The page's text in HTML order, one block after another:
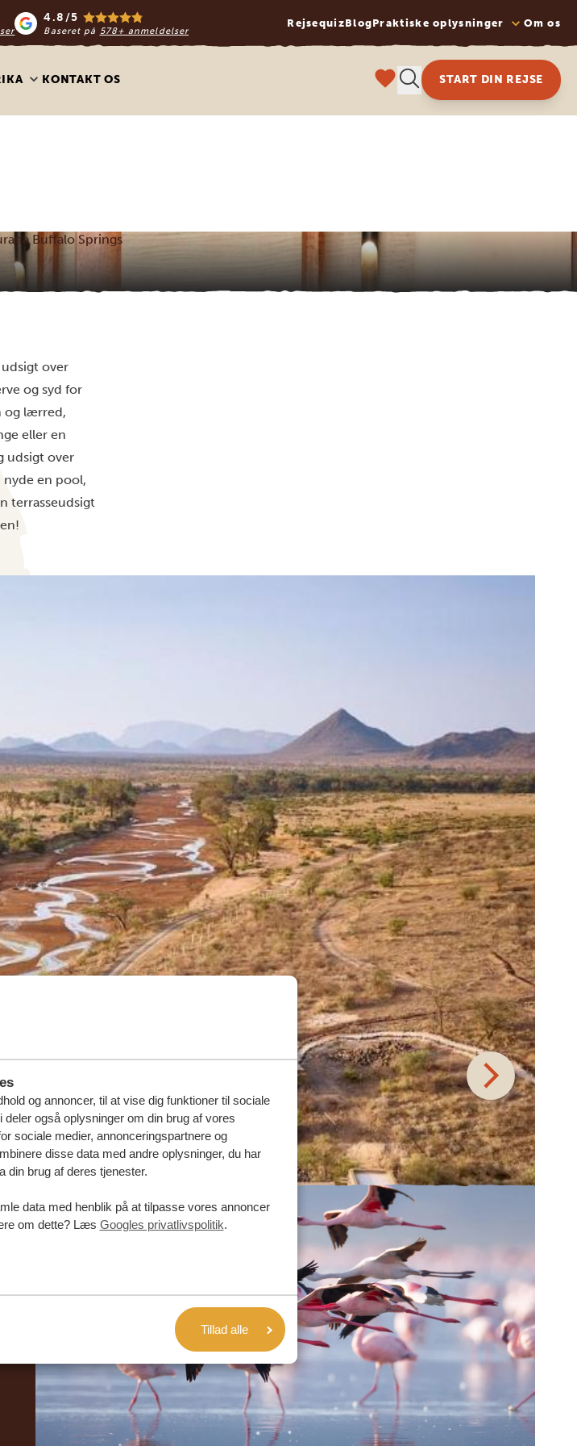
og annoncer, til at vise dig funktioner til sociale
også oplysninger om din brug af vores
sociale medier, annonceringspartnere og
disse data med andre oplysninger, du har
din brug af deres tjenester.
data med henblik på at tilpasse vores annoncer
om dette? Læs Googles privatlivspolitik.
Tillad alle
4.8/5
Baseret på 578+ anmeldelser
RejsequizBlogPraktiske oplysninger Om os
KONTAKT OS START DIN REJSE
Buffalo Springs
over
og syd for
og lærred,
eller en
udsigt over
nyde en pool,
terrasseudsigt